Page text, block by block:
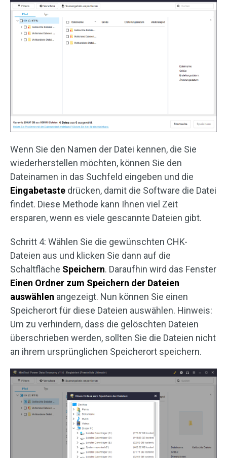
Wenn Sie den Namen der Datei kennen, die Sie
wiederherstellen möchten, können Sie den
Dateinamen in das Suchfeld eingeben und die
Eingabetaste drücken, damit die Software die Datei
findet. Diese Methode kann Ihnen viel Zeit
ersparen, wenn es viele gescannte Dateien gibt.
Schritt 4: Wählen Sie die gewünschten CHK-
Dateien aus und klicken Sie dann auf die
Schaltfläche Speichern. Daraufhin wird das Fenster
Einen Ordner zum Speichern der Dateien
auswählen angezeigt. Nun können Sie einen
Speicherort für diese Dateien auswählen. Hinweis:
Um zu verhindern, dass die gelöschten Dateien
überschrieben werden, sollten Sie die Dateien nicht
an ihrem ursprünglichen Speicherort speichern.